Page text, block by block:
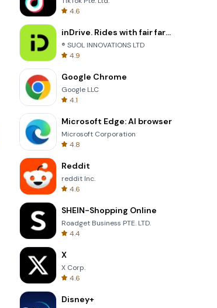
4.6
inDrive. Rides with fair fares
® SUOL INNOVATIONS LTD
4.9
Google Chrome
Google LLC
4.1
Microsoft Edge: AI browser
Microsoft Corporation
4.8
Reddit
reddit Inc.
4.6
SHEIN-Shopping Online
Roadget Business PTE. LTD.
4.4
X
X Corp.
4.6
Disney+